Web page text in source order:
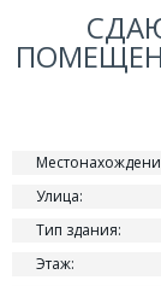
Улица:
Тип здания:
Этаж: